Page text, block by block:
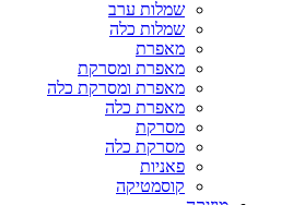
שמלות ערב
שמלות כלה
מאפרת
מאפרת ומסרקת
מאפרת ומסרקת כלה
מאפרת כלה
מסרקת
מסרקת כלה
פאניות
קוסמטיקה